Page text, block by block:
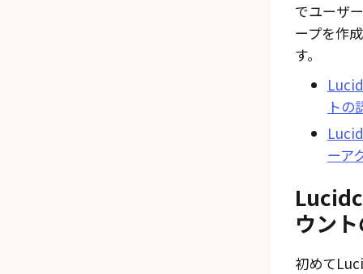
でユーザ
ープを作
す。
トの
ーア
ウン
初めて